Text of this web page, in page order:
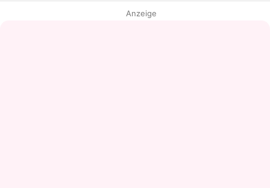
Anzeige